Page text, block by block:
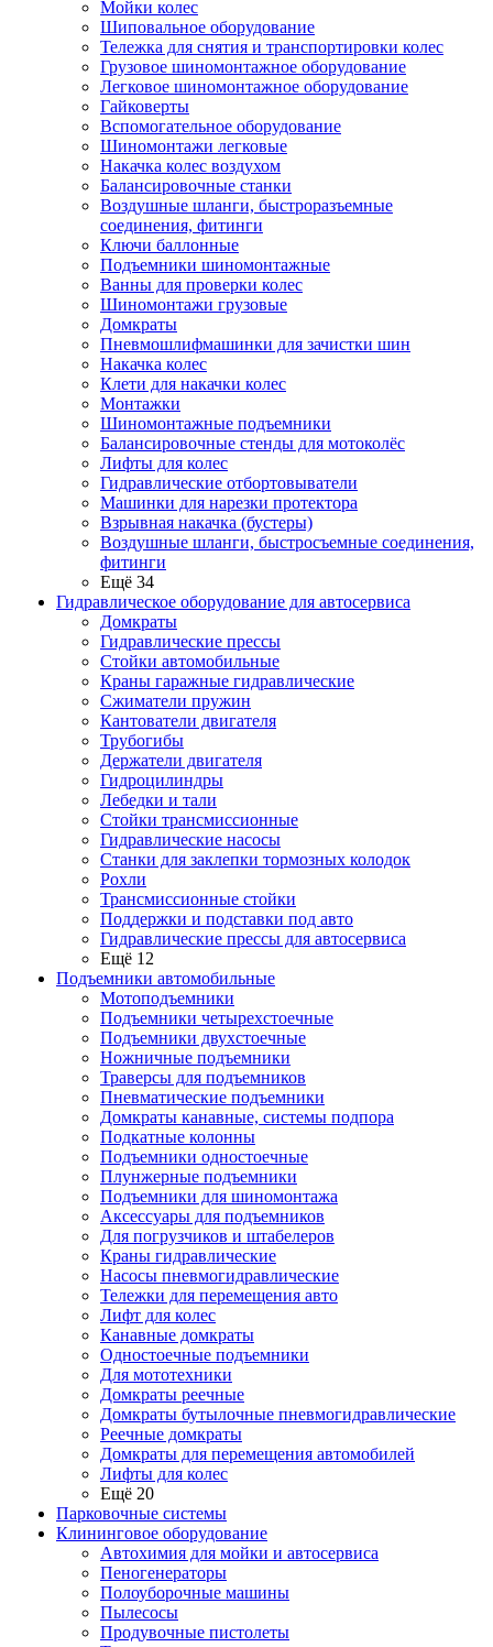
Мойки колес
Шиповальное оборудование
Тележка для снятия и транспортировки колес
Грузовое шиномонтажное оборудование
Легковое шиномонтажное оборудование
Гайковерты
Вспомогательное оборудование
Шиномонтажи легковые
Накачка колес воздухом
Балансировочные станки
Воздушные шланги, быстроразъемные
соединения, фитинги
Ключи баллонные
Подъемники шиномонтажные
Ванны для проверки колес
Шиномонтажи грузовые
Домкраты
Пневмошлифмашинки для зачистки шин
Накачка колес
Клети для накачки колес
Монтажки
Шиномонтажные подъемники
Балансировочные стенды для мотоколёс
Лифты для колес
Гидравлические отбортовыватели
Машинки для нарезки протектора
Взрывная накачка (бустеры)
Воздушные шланги, быстросъемные соединения,
фитинги
Ещё 34
Гидравлическое оборудование для автосервиса
Домкраты
Гидравлические прессы
Стойки автомобильные
Краны гаражные гидравлические
Сжиматели пружин
Кантователи двигателя
Трубогибы
Держатели двигателя
Гидроцилиндры
Лебедки и тали
Стойки трансмиссионные
Гидравлические насосы
Cтанки для заклепки тормозных колодок
Рохли
Трансмиссионные стойки
Поддержки и подставки под авто
Гидравлические прессы для автосервиса
Ещё 12
Подъемники автомобильные
Мотоподъемники
Подъемники четырехстоечные
Подъемники двухстоечные
Ножничные подъемники
Траверсы для подъемников
Пневматические подъемники
Домкраты канавные, системы подпора
Подкатные колонны
Подъемники одностоечные
Плунжерные подъемники
Подъемники для шиномонтажа
Аксессуары для подъемников
Для погрузчиков и штабелеров
Краны гидравлические
Насосы пневмогидравлические
Тележки для перемещения авто
Лифт для колес
Канавные домкраты
Одностоечные подъемники
Для мототехники
Домкраты реечные
Домкраты бутылочные пневмогидравлические
Реечные домкраты
Домкраты для перемещения автомобилей
Лифты для колес
Ещё 20
Парковочные системы
Клининговое оборудование
Автохимия для мойки и автосервиса
Пеногенераторы
Полоуборочные машины
Пылесосы
Продувочные пистолеты